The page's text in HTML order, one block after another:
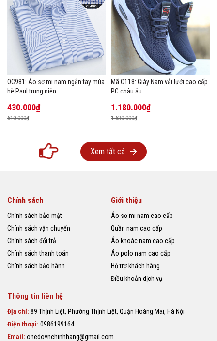
OC981: Áo sơ mi nam ngắn tay mùa
hè Paul trung niên
430.000₫
610.000₫
Mã C118: Giày Nam vải lưới cao cấp
PC châu âu
1.180.000₫
1.630.000₫
Xem tất cả
Chính sách
Chính sách bảo mật
Chính sách vận chuyển
Chính sách đổi trả
Chính sách thanh toán
Chính sách bảo hành
Giới thiệu
Áo sơ mi nam cao cấp
Quần nam cao cấp
Áo khoác nam cao cấp
Áo polo nam cao cấp
Hỗ trợ khách hàng
Điều khoản dịch vụ
Thông tin liên hệ
Địa chỉ: 89 Thịnh Liệt, Phường Thịnh Liệt, Quận Hoàng Mai, Hà Nội
Điện thoại: 0986199164
Email: onedovnchinhhang@gmail.com